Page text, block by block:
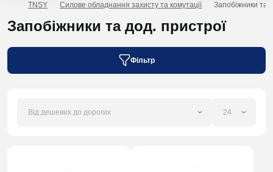
TNSY Силове обладнання захисту та комутації Запобіжники та
Запобіжники та дод. пристрої
Фільтр